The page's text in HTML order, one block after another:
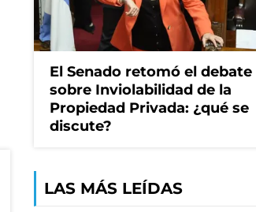
El Senado retomó el debate
sobre Inviolabilidad de la
Propiedad Privada: ¿qué se
discute?
LAS MÁS LEÍDAS